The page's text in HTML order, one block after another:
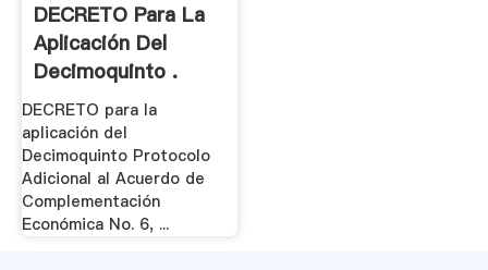
DECRETO Para La
Aplicación Del
Decimoquinto .
DECRETO para la
aplicación del
Decimoquinto Protocolo
Adicional al Acuerdo de
Complementación
Económica No. 6, ...